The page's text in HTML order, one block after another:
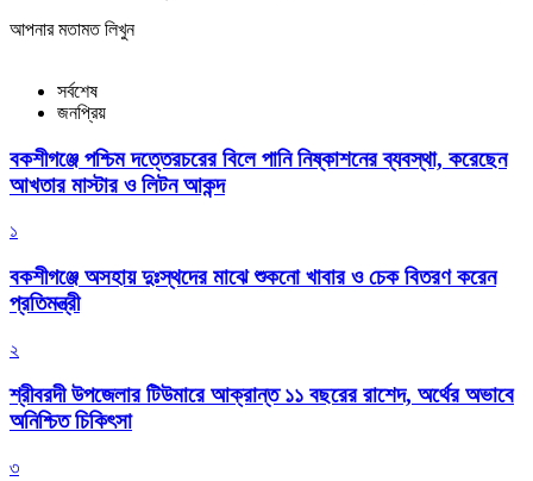
আপনার মতামত লিখুন
সর্বশেষ
জনপ্রিয়
বকশীগঞ্জে পশ্চিম দত্তেরচরের বিলে পানি নিষ্কাশনের ব্যবস্থা, করেছেন
আখতার মাস্টার ও লিটন আকন্দ
১
বকশীগঞ্জে অসহায় দুঃস্থদের মাঝে শুকনো খাবার ও চেক বিতরণ করেন
প্রতিমন্ত্রী
২
শ্রীবরদী উপজেলার টিউমারে আক্রান্ত ১১ বছরের রাশেদ, অর্থের অভাবে
অনিশ্চিত চিকিৎসা
৩